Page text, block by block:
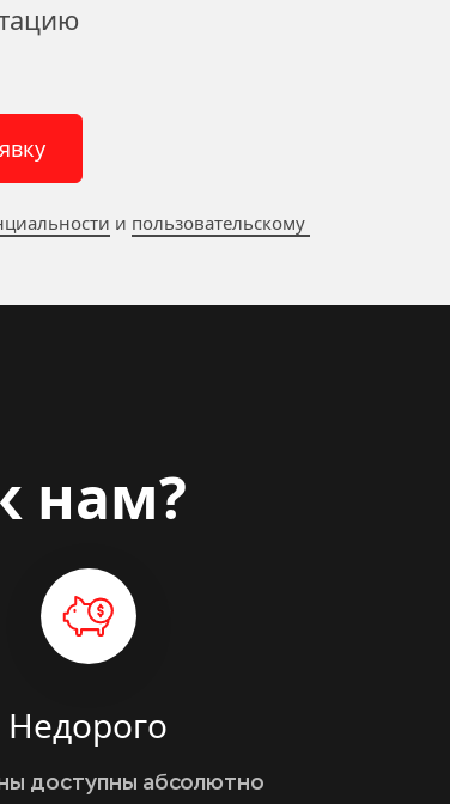
и пользовательскому
нам?
Недорого
доступны абсолютно